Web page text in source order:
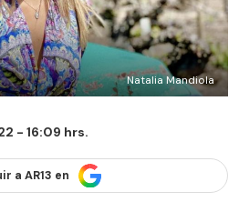
Natalia Mandiola
- 16:09 hrs.
a AR13 en